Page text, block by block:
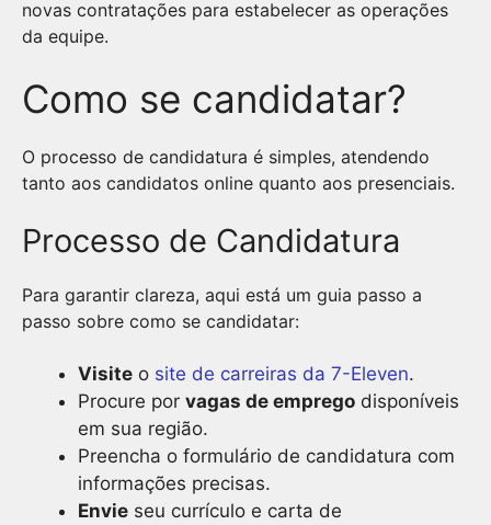
novas contratações para estabelecer as operações
da equipe.
Como se candidatar?
O processo de candidatura é simples, atendendo
tanto aos candidatos online quanto aos presenciais.
Processo de Candidatura
Para garantir clareza, aqui está um guia passo a
passo sobre como se candidatar:
Visite o site de carreiras da 7-Eleven.
Procure por vagas de emprego disponíveis
em sua região.
Preencha o formulário de candidatura com
informações precisas.
Envie seu currículo e carta de